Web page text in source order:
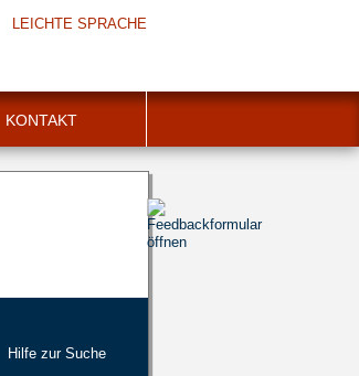
LEICHTE SPRACHE
KONTAKT
Hilfe zur Suche